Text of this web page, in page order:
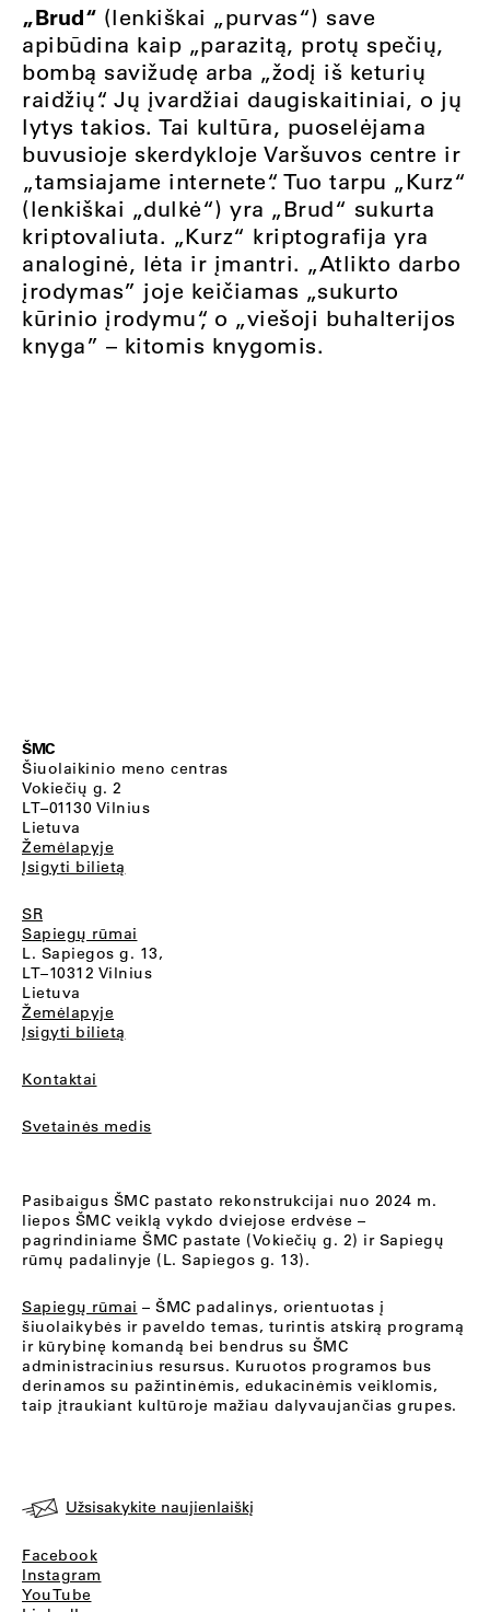
„Brud“ (lenkiškai „purvas“) save
apibūdina kaip „parazitą, protų spečių,
bombą savižudę arba „žodį iš keturių
raidžių“. Jų įvardžiai daugiskaitiniai, o jų
lytys takios. Tai kultūra, puoselėjama
buvusioje skerdykloje Varšuvos centre ir
„tamsiajame internete“. Tuo tarpu „Kurz“
(lenkiškai „dulkė“) yra „Brud“ sukurta
kriptovaliuta. „Kurz“ kriptografija yra
analoginė, lėta ir įmantri. „Atlikto darbo
įrodymas” joje keičiamas „sukurto
kūrinio įrodymu“, o „viešoji buhalterijos
knyga” – kitomis knygomis.
ŠMC
Šiuolaikinio meno centras
Vokiečių g. 2
LT–01130 Vilnius
Lietuva
Žemėlapyje
Įsigyti bilietą
SR
Sapiegų rūmai
L. Sapiegos g. 13,
LT–10312 Vilnius
Lietuva
Žemėlapyje
Įsigyti bilietą
Kontaktai
Svetainės medis
Pasibaigus ŠMC pastato rekonstrukcijai nuo 2024 m.
liepos ŠMC veiklą vykdo dviejose erdvėse –
pagrindiniame ŠMC pastate (Vokiečių g. 2) ir Sapiegų
rūmų padalinyje (L. Sapiegos g. 13).
Sapiegų rūmai – ŠMC padalinys, orientuotas į
šiuolaikybės ir paveldo temas, turintis atskirą programą
ir kūrybinę komandą bei bendrus su ŠMC
administracinius resursus. Kuruotos programos bus
derinamos su pažintinėmis, edukacinėmis veiklomis,
taip įtraukiant kultūroje mažiau dalyvaujančias grupes.
Užsisakykite naujienlaiškį
Facebook
Instagram
YouTube